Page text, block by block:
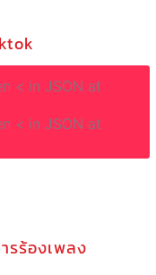
< in JSON at
< in JSON at
รร้องเพลง